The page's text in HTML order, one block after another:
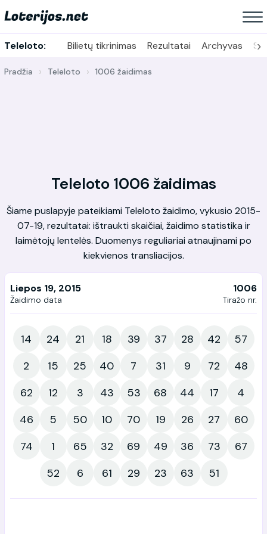
Teleloto: Bilietų tikrinimas Rezultatai Archyvas ›
Pradžia Teleloto 1006 žaidimas
Teleloto 1006 žaidimas
Šiame puslapyje pateikiami Teleloto žaidimo, vykusio 2015-
07-19, rezultatai: ištraukti skaičiai, žaidimo statistika ir
laimėtojų lentelės. Duomenys reguliariai atnaujinami po
kiekvienos transliacijos.
Liepos 19, 2015
Žaidimo data
1006
Tiražo nr.
14 24 21 18 39 37 28 42
57
2
15 25 40 7 31 9 72
48
62
12 3 43 53 68 44 17
4
46
5 50 10 70 19 26 27
60
74
1 65 32 69 49 36 73
67
52
6 61 29 23 63 51